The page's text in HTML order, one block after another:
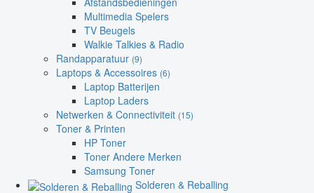
Multimedia Spelers
TV Beugels
Walkie Talkies & Radio
Randapparatuur (9)
Laptops & Accessoires (6)
Laptop Batterijen
Laptop Laders
Netwerken & Connectiviteit (15)
Toner & Printen
HP Toner
Toner Andere Merken
Samsung Toner
Solderen & Reballing